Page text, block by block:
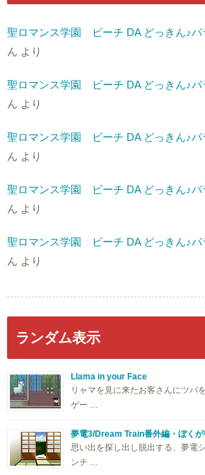
聖ロマンス学園 ビーチ DA どっきん♪パ
ん より
聖ロマンス学園 ビーチ DA どっきん♪パ
ん より
聖ロマンス学園 ビーチ DA どっきん♪パ
ん より
聖ロマンス学園 ビーチ DA どっきん♪パ
ん より
聖ロマンス学園 ビーチ DA どっきん♪パ
ん より
ランダム表示
Llama in your Face
リャマを見に来たお客さんにツバ
ゲー …
夢電3/Dream Train番外編・ぼく
思い出を探し出し脱出する、夢電
ンチ …